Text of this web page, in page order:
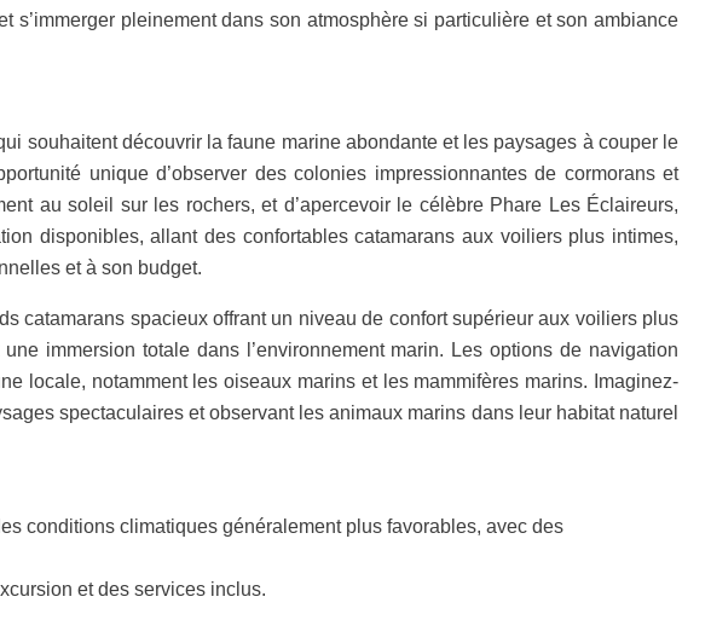
pleinement dans son atmosphère si particulière et son ambiance
souhaitent découvrir la faune marine abondante et les paysages à couper le
unique d’observer des colonies impressionnantes de cormorans et
au soleil sur les rochers, et d’apercevoir le célèbre Phare Les Éclaireurs,
disponibles, allant des confortables catamarans aux voiliers plus intimes,
et à son budget.
catamarans spacieux offrant un niveau de confort supérieur aux voiliers plus
immersion totale dans l’environnement marin. Les options de navigation
locale, notamment les oiseaux marins et les mammifères marins. Imaginez-
spectaculaires et observant les animaux marins dans leur habitat naturel
conditions climatiques généralement plus favorables, avec des
et des services inclus.